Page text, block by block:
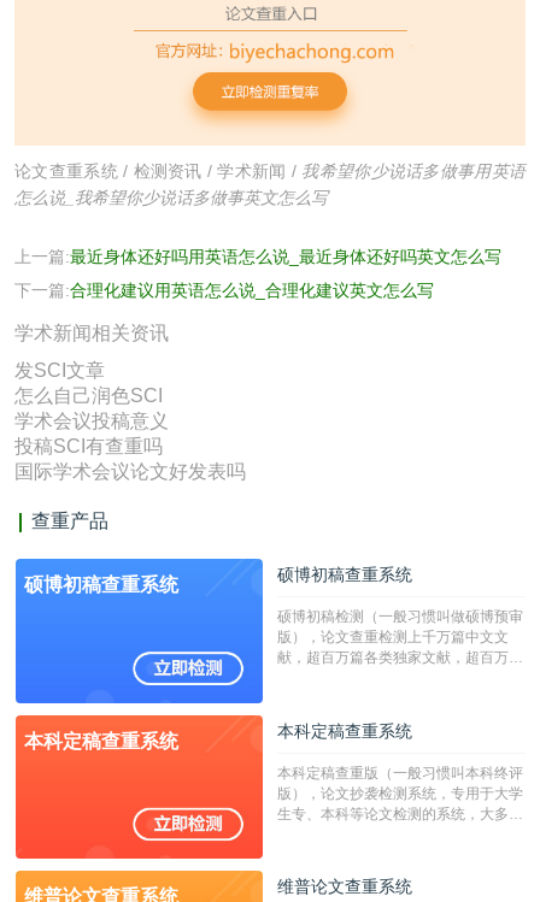
论文查重系统/ 检测资讯 /学术新闻 / 我希望你少说话多做事用英语
怎么说_我希望你少说话多做事英文怎么写
上一篇:最近身体还好吗用英语怎么说_最近身体还好吗英文怎么写
下一篇:合理化建议用英语怎么说_合理化建议英文怎么写
学术新闻相关资讯
发SCI文章
怎么自己润色SCI
学术会议投稿意义
投稿SCI有查重吗
国际学术会议论文好发表吗
查重产品
硕博初稿查重系统 硕博初稿查重系统
硕博初稿检测（一般习惯叫做硕博预审
版），论文查重检测上千万篇中文文
献，超百万篇各类独家文献，超百万港
校用来检测硕博论文的系统，检测范围
广，数据来源真实，检测算法合理!本
字符数30万）
本科定稿查重系统 本科定稿查重系统
本科定稿查重版（一般习惯叫本科终评
版），论文抄袭检测系统，专用于大学
生专、本科等论文检测的系统，大多数
维普论文查重系统 维普论文查重系统